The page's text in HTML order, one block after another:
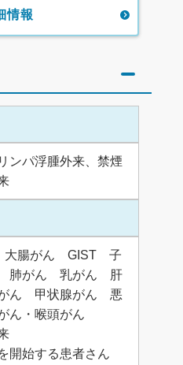
情報
ンパ浮腫外来、禁煙
腸がん GIST 子
肺がん 乳がん 肝
ん 甲状腺がん 悪
ん・喉頭がん
開始する患者さん